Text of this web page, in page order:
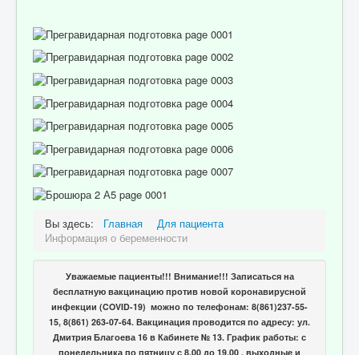
Вы здесь: Главная
Для пациента
Информация о беременности
Уважаемые пациенты!!! Внимание!!! Записаться на
бесплатную вакцинацию против новой коронавирусной
инфекции (COVID-19) можно по телефонам: 8(861)237-55-
15, 8(861) 263-07-64. Вакцинация проводится по адресу: ул.
Дмитрия Благоева 16 в Кабинете № 13. График работы: с
понедельника по пятницу с 8.00 до 19.00 , выходные и